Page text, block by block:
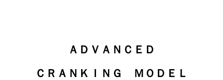
ＡＤＶＡＮＣＥＤ
ＣＲＡＮＫＩＮＧ ＭＯＤＥＬ